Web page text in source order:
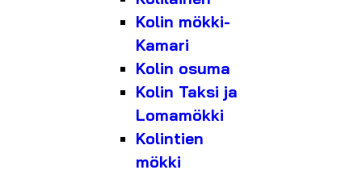
Kolin mökki-
Kamari
Kolin osuma
Kolin Taksi ja
Lomamökki
Kolintien
mökki